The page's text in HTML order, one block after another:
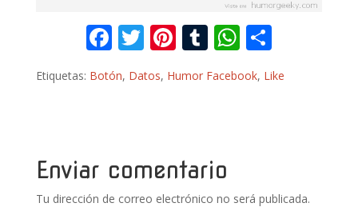
F
ac
e
o
k
T
itt
Pi
er
T
u
m
W
h
at
p
m
r
Etiquetas: Botón, Datos, Humor Facebook, Like
Enviar comentario
Tu dirección de correo electrónico no será publicada.